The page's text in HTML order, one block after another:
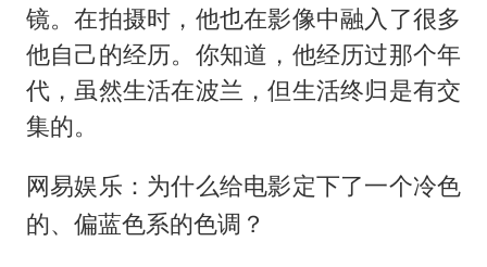
镜。在拍摄时，他也在影像中融入了很多
他自己的经历。你知道，他经历过那个年
代，虽然生活在波兰，但生活终归是有交
集的。
网易娱乐：为什么给电影定下了一个冷色
的、偏蓝色系的色调？